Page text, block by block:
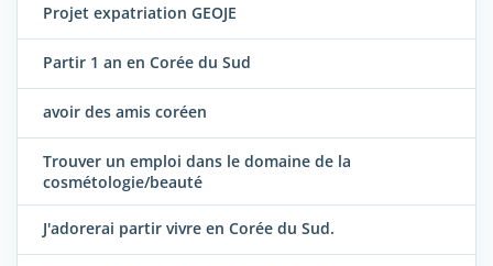
Projet expatriation GEOJE
Partir 1 an en Corée du Sud
avoir des amis coréen
Trouver un emploi dans le domaine de la
cosmétologie/beauté
J'adorerai partir vivre en Corée du Sud.